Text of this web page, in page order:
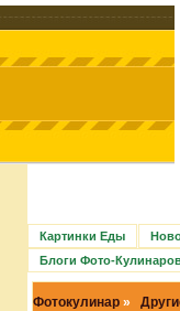
Картинки Еды
Блоги Фото-
Фотокулинар »